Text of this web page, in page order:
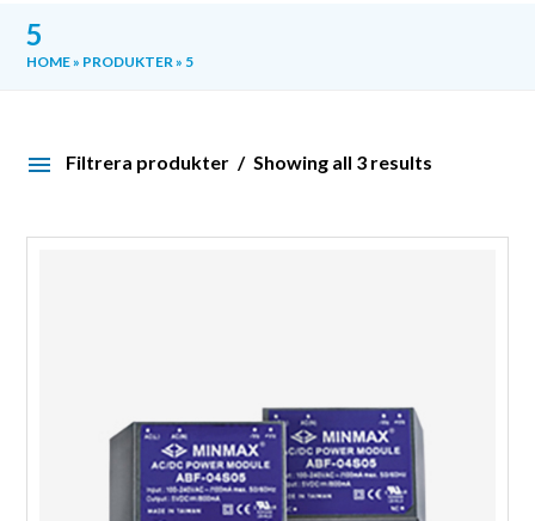
5
HOME» PRODUKTER» 5
Filtrera produkter Showing all 3 results